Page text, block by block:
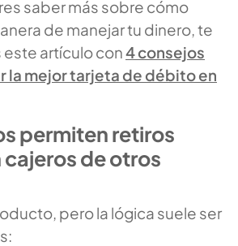
saber más sobre cómo
de manejar tu dinero, te
artículo con4 consejos
la mejor tarjeta de débito en
permiten retiros
de otros
pero la lógica suele ser